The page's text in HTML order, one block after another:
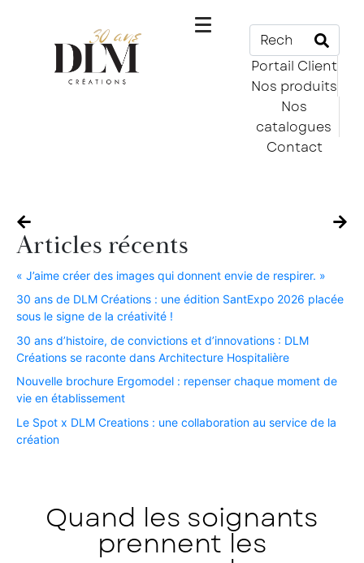
Portail Client
Nos produits
Nos
catalogues
Contact
Articles récents
« J’aime créer des images qui donnent envie de respirer. »​
30 ans de DLM Créations : une édition SantExpo 2026 placée
sous le signe de la créativité !​
30 ans d’histoire, de convictions et d’innovations : DLM
Créations se raconte dans Architecture Hospitalière​
Nouvelle brochure Ergomodel : repenser chaque moment de
vie en établissement ​
Le Spot x DLM Creations : une collaboration au service de la
création​
Quand les soignants
prennent les